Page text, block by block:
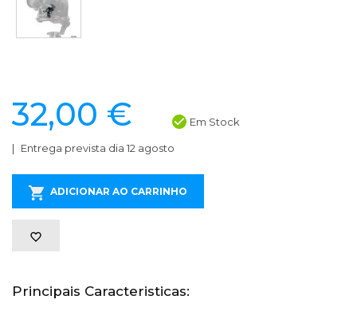
32,00 € Em Stock
Entrega prevista dia 12 agosto
ADICIONAR AO CARRINHO
Principais Caracteristicas: